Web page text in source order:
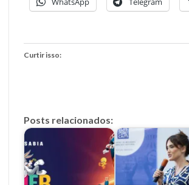
Curtir isso:
Posts relacionados: